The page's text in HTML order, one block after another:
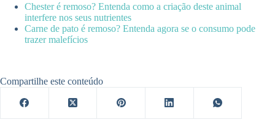
Chester é remoso? Entenda como a criação deste animal
interfere nos seus nutrientes
Carne de pato é remoso? Entenda agora se o consumo pode
trazer malefícios
Compartilhe este conteúdo